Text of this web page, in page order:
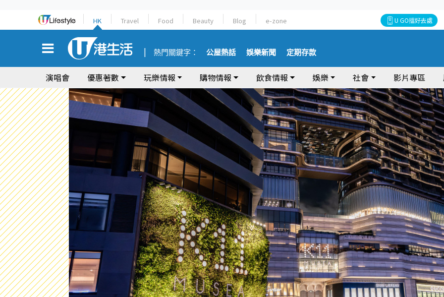
HK Travel Food Beauty Blog e-zone U GO搵好去處
熱門關鍵字： 公屋熱話 娛樂新聞 定期存款
演唱會 優惠著數 玩樂情報 購物情報 飲食情報 娛樂 社會 影片專區